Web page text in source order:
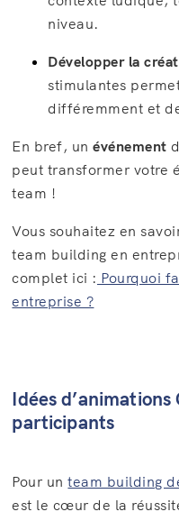
niveau.
Développer la
stimulantes
différemment et
En bref, unévénement
peut transformer votre
team !
Vous souhaitez en
team building en
complet ici : Pourquoi
entreprise ?
Idées
participants
Pour unteam building
est le cœur de la